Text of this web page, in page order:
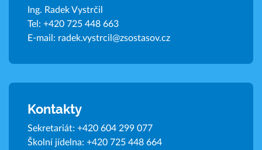
Ing. Radek Vystrčil
Tel: +420 725 448 663
E-mail: radek.vystrcil@zsostasov.cz
Kontakty
Sekretariát: +420 604 299 077
Školní jídelna: +420 725 448 664